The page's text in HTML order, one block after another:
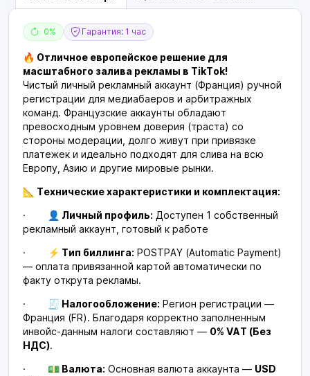
0% Гарантия: 1 час
🔥 Отличное европейское решение для
масштабного залива рекламы в TikTok!
Чистый личный рекламный аккаунт (Франция) ручной
регистрации для медиабаеров и арбитражных
команд. Французские аккаунты обладают
превосходным уровнем доверия (траста) со
стороны модерации, долго живут при привязке
платежек и идеально подходят для слива на всю
Европу, Азию и другие мировые рынки.
📐 Технические характеристики и комплектация:
·
👤 Личный профиль: Доступен 1 собственный
рекламный аккаунт, готовый к работе
·
⚡ Тип биллинга: POSTPAY (Automatic Payment)
— оплата привязанной картой автоматически по
факту открута рекламы.
·
🧾 Налогообложение: Регион регистрации —
Франция (FR). Благодаря корректно заполненным
инвойс-данным налоги составляют — 0% VAT (Без
НДС).
·
💵 Валюта: Основная валюта аккаунта — USD